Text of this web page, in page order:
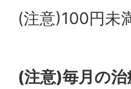
(注意)100円未
(注意)毎月の